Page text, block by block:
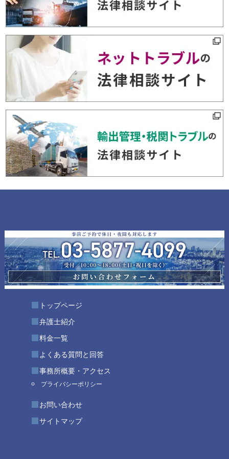
トップページ
弁護士紹介
料金一覧
よくある質問と回答
事務所概要・アクセス
プライバシーポリシー
お問い合わせ
サイトマップ